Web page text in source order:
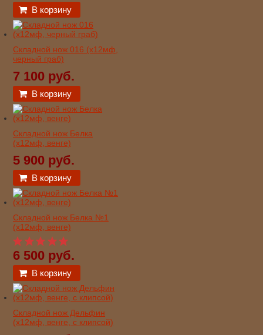
В корзину
Складной нож 016 (х12мф,
черный граб)
7 100 руб.
В корзину
Складной нож Белка
(х12мф, венге)
5 900 руб.
В корзину
Складной нож Белка №1
(х12мф, венге)
6 500 руб.
В корзину
Складной нож Дельфин
(х12мф, венге, с клипсой)